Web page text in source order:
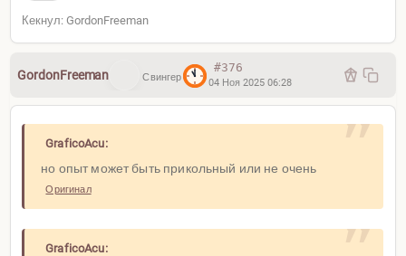
раскарячки
Это южная америка, точно точно?
Кекнул: GordonFreeman
GordonFreeman Свингер
#376
04 Ноя 2025 06:28
GraficoAcu:
но опыт может быть прикольный или не очень
Оригинал
GraficoAcu: